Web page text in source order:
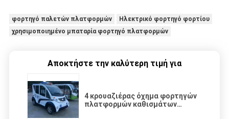
φορτηγό παλετών πλατφορμών
Ηλεκτρικό φορτηγό φορτίου
χρησιμοποιημένο μπαταρία φορτηγό πλατφορμών
Αποκτήστε την καλύτερη τιμή για
4 κρουαζιέρας όχημα φορτηγών
πλατφορμών καθισμάτων